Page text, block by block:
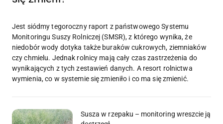
Jest siódmy tegoroczny raport z państwowego Systemu
Monitoringu Suszy Rolniczej (SMSR), z którego wynika, że
niedobór wody dotyka także buraków cukrowych, ziemniaków
czy chmielu. Jednak rolnicy mają cały czas zastrzeżenia do
wynikających z tych zestawień danych. A resort rolnictwa
wymienia, co w systemie się zmieniło i co ma się zmienić.
Susza w rzepaku – monitoring wreszcie ją